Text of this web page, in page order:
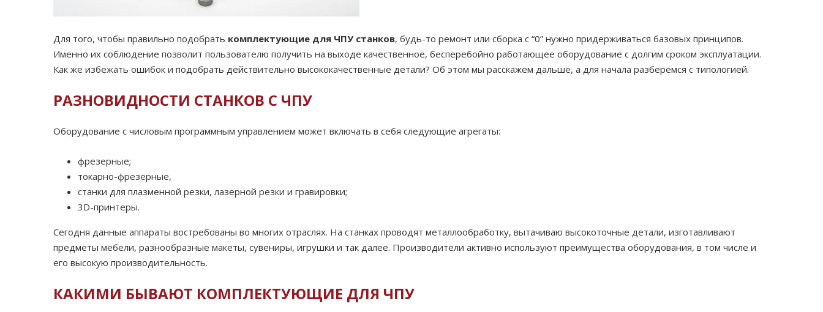
Для того, чтобы правильно подобрать комплектующие для ЧПУ станков, будь-то ремонт или сборка с “0” нужно придерживаться базовых принципов.
Именно их соблюдение позволит пользователю получить на выходе качественное, бесперебойно работающее оборудование с долгим сроком эксплуатации.
Как же избежать ошибок и подобрать действительно высококачественные детали? Об этом мы расскажем дальше, а для начала разберемся с типологией.
РАЗНОВИДНОСТИ СТАНКОВ С ЧПУ
Оборудование с числовым программным управлением может включать в себя следующие агрегаты:
фрезерные;
токарно-фрезерные,
станки для плазменной резки, лазерной резки и гравировки;
3D-принтеры.
Сегодня данные аппараты востребованы во многих отраслях. На станках проводят металлообработку, вытачиваю высокоточные детали, изготавливают
предметы мебели, разнообразные макеты, сувениры, игрушки и так далее. Производители активно используют преимущества оборудования, в том числе и
его высокую производительность.
КАКИМИ БЫВАЮТ КОМПЛЕКТУЮЩИЕ ДЛЯ ЧПУ